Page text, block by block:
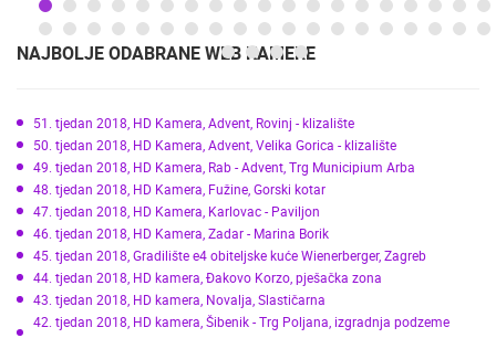
NAJBOLJE ODABRANE WEB KAMERE
51. tjedan 2018, HD Kamera, Advent, Rovinj - klizalište
50. tjedan 2018, HD Kamera, Advent, Velika Gorica - klizalište
49. tjedan 2018, HD Kamera, Rab - Advent, Trg Municipium Arba
48. tjedan 2018, HD Kamera, Fužine, Gorski kotar
47. tjedan 2018, HD Kamera, Karlovac - Paviljon
46. tjedan 2018, HD Kamera, Zadar - Marina Borik
45. tjedan 2018, Gradilište e4 obiteljske kuće Wienerberger, Zagreb
44. tjedan 2018, HD kamera, Đakovo Korzo, pješačka zona
43. tjedan 2018, HD kamera, Novalja, Slastičarna
42. tjedan 2018, HD kamera, Šibenik - Trg Poljana, izgradnja podzeme